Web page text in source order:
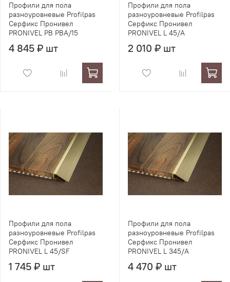
Профили для пола
разноуровневые Profilpas
Серфикс Пронивел
PRONIVEL PB PBA/15
4 845 ₽ шт
Профили для пола
разноуровневые Profilpas
Серфикс Пронивел
PRONIVEL L 45/A
2 010 ₽ шт
Профили для пола
разноуровневые Profilpas
Серфикс Пронивел
PRONIVEL L 45/SF
1 745 ₽ шт
Профили для пола
разноуровневые Profilpas
Серфикс Пронивел
PRONIVEL L 345/A
4 470 ₽ шт